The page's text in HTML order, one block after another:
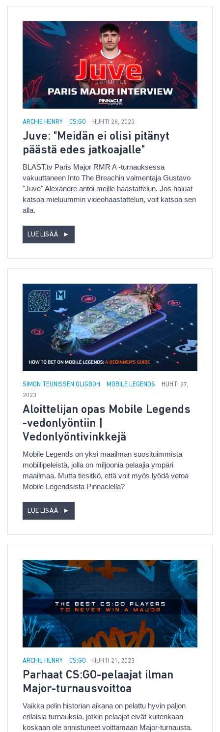
ARCHIE HENRY CS:GO HUHTI 28, 2023
Juve: "Meidän ei olisi pitänyt
päästä edes jatkoajalle"
BLAST.tv Paris Major RMR A -turnauksessa
vakuuttaneen Into The Breachin valmentaja Gustavo
"Juve" Alexandre antoi meille haastattelun. Jos haluat
katsoa mieluummin videohaastattelun, voit katsoa sen
alla.
LUE LISÄÄ ►
SIMON TEUNISSEN OLIGBOH MOBILE LEGENDS
HUHTI 27,
2023
Aloittelijan opas Mobile Legends
-vedonlyöntiin |
Vedonlyöntivinkkejä
Mobile Legends on yksi maailman suosituimmista
mobiilipeleistä, jolla on miljoonia pelaajia ympäri
maailmaa. Mutta tiesitkö, että voit myös lyödä vetoa
Mobile Legendsista Pinnaclella?
LUE LISÄÄ ►
ARCHIE HENRY CS:GO HUHTI 21, 2023
Parhaat CS:GO-pelaajat ilman
Major-turnausvoittoa
Vaikka pelin historian aikana on pelattu hyvin paljon
erilaisia turnauksia, jotkin pelaajat eivät kuitenkaan
koskaan ole onnistuneet voittamaan Major-turnausta.